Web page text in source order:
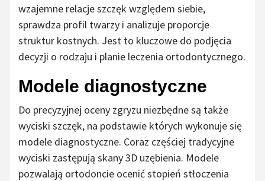
wzajemne relacje szczęk względem siebie,
sprawdza profil twarzy i analizuje proporcje
struktur kostnych. Jest to kluczowe do podjęcia
decyzji o rodzaju i planie leczenia ortodontycznego.
Modele diagnostyczne
Do precyzyjnej oceny zgryzu niezbędne są także
wyciski szczęk, na podstawie których wykonuje się
modele diagnostyczne. Coraz częściej tradycyjne
wyciski zastępują skany 3D uzębienia. Modele
pozwalają ortodoncie ocenić stopień stłoczenia